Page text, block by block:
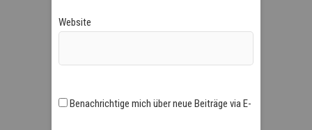
Website
Benachrichtige mich über neue Beiträge via E-